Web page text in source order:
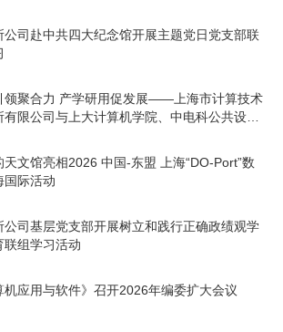
公司赴中共四大纪念馆开展主题党日党支部联
领聚合力 产学研用促发展——上海市计算技术
有限公司与上大计算机学院、中电科公共设施
天文馆亮相2026 中国-东盟 上海“DO-Port”数
国际活动
公司基层党支部开展树立和践行正确政绩观学
联组学习活动
机应用与软件》召开2026年编委扩大会议